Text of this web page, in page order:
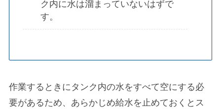
ク内に水は溜まっていないはずで
す。
作業するときにタンク内の水をすべて空にする必
要があるため、あらかじめ給水を止めておくとス